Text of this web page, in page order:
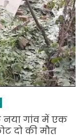
नया गांव में एक
दो की मौत